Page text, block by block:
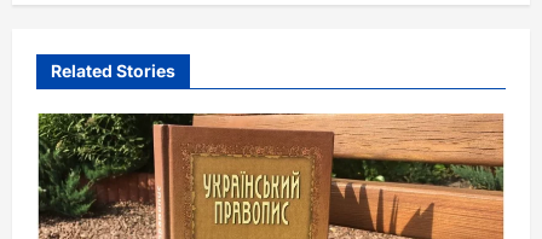
Related Stories